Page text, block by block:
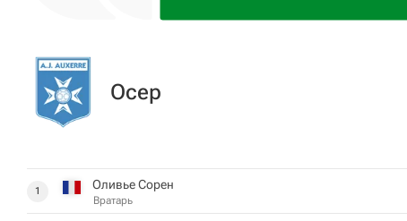
Осер
1 Оливье Сорен
Вратарь